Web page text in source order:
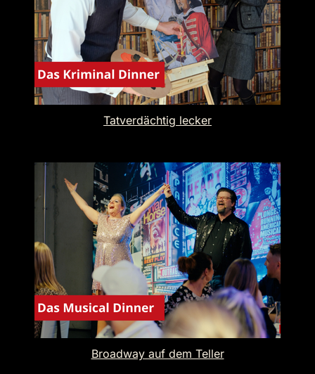
Tatverdächtig lecker
Broadway auf dem Teller